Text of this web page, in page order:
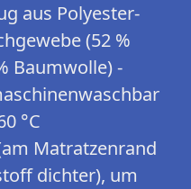
aus Polyester-
(52 %
Baumwolle) -
°C
Matratzenrand
dichter), um